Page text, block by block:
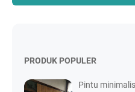
PRODUK POPULER
Pintu